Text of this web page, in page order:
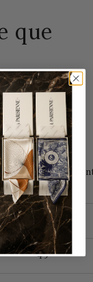
que
da manga
48.4
49